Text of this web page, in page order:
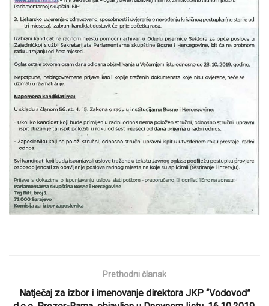
Prethodni članak
Natječaj za izbor i imenovanje direktora JKP “Vodovod”